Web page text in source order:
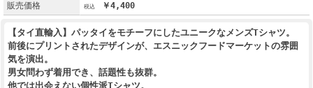
販売価格
￥4,400
【タイ直輸入】パッタイをモチーフにしたユニークなメンズTシャツ。
前後にプリントされたデザインが、エスニックフードマーケットの雰囲
気を演出。
男女問わず着用でき、話題性も抜群。
他では出会えない個性派Tシャツ。